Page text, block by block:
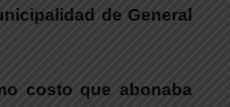
de General
costo que abonaba